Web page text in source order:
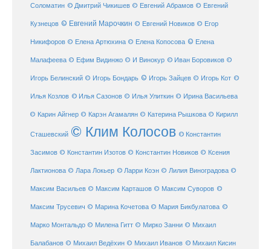
Соломатин © Дмитрий Чикишев © Евгений Абрамов © Евгений
Кузнецов © Евгений Марочкин © Евгений Новиков © Егор
Никифоров © Елена Артюхина © Елена Копосова © Елена
Малафеева © Ефим Видинжо © И Винокур © Иван Боровиков ©
Игорь Белинский © Игорь Бондарь © Игорь Зайцев © Игорь Кот ©
Илья Козлов © Илья Сазонов © Илья Улиткин © Ирина Васильева
© Карин Айгнер © Карэн Агамалян © Катерина Рышкова © Кирилл
Сташевский © Клим Колосов © Константин
Засимов © Константин Изотов © Константин Новиков © Ксения
Лактионова © Лара Локьер © Ларри Коэн © Лилия Виноградова ©
Максим Васильев © Максим Карташов © Максим Суворов ©
Максим Трусевич © Марина Кочетова © Мария Бикбулатова ©
Марко Монтальдо © Милена Гитт © Мирко Занни © Михаил
Балабанов © Михаил Ведёхин © Михаил Иванов © Михаил Кисин